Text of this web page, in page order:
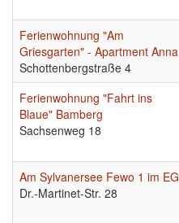
Ferienwohnung "Am
Griesgarten" - Apartment Anna
Schottenbergstraße 4
Ferienwohnung "Fahrt ins
Blaue" Bamberg
Sachsenweg 18
Am Sylvanersee Fewo 1 im EG
Dr.-Martinet-Str. 28